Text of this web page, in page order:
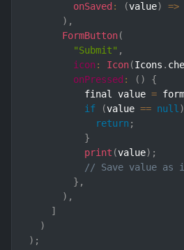
onSaved : (value) =>
) ,
FormButton(
"Submit" ,
icon : Icon(Icons .
onPressed : ( )
{
          final value
= form
if
(value == null)
return ;
}
print (value) ;
// Save value as
} ,
) ,
]
)
) ;